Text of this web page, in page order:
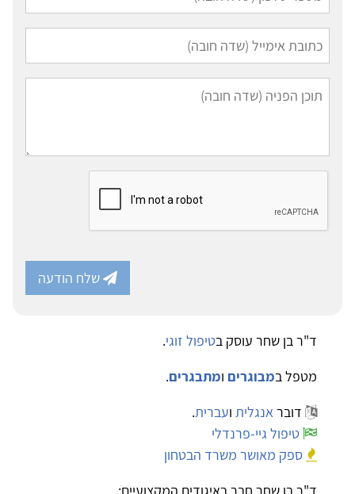
שלח הודעה
ד"ר בן שחר עוסק בטיפול זוגי.
מטפל במבוגרים ומתבגרים.
דובראנגלית ועברית.
טיפול גיי-פרנדלי
ספק מאושר משרד הבטחון